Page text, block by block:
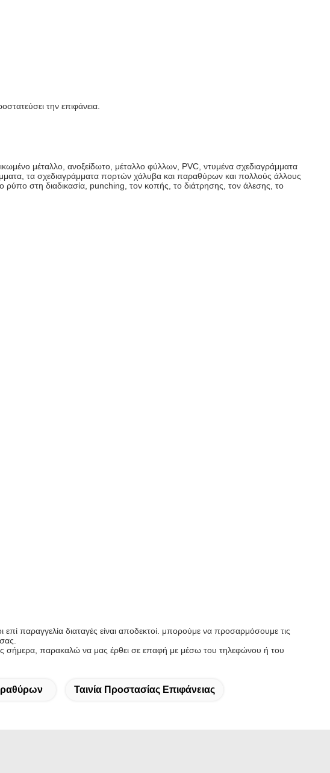
την επιφάνεια.
μέταλλο, ανοξείδωτο, μέταλλο φύλλων, PVC, ντυμένα σχεδιαγράμματα
τα σχεδιαγράμματα πορτών χάλυβα και παραθύρων και πολλούς άλλους
ρύπο στη διαδικασία, punching, τον κοπής, το διάτρησης, τον άλεσης, το
παραγγελία διαταγές είναι αποδεκτοί. μπορούμε να προσαρμόσουμε τις
σήμερα, παρακαλώ να μας έρθει σε επαφή με μέσω του τηλεφώνου ή του
Ταινία Προστασίας Επιφάνειας